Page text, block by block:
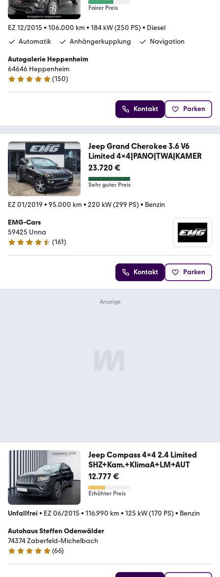
Fairer Preis
EZ 12/2015 • 106.000 km • 184 kW (250 PS) • Diesel
Automatik
Anhängerkupplung Navigation
Autogalerie Heppenheim
64646 Heppenheim
4.9 Sterne
(150)
Kontakt Parken
Jeep Grand Cherokee 3.6 V6
Limited 4x4|PANO|TWA|KAMER
23.720 €
Sehr guter Preis
EZ 01/2019 • 95.000 km • 220 kW (299 PS) • Benzin
EMG-Cars
59425 Unna
4.3 Sterne
(161)
Kontakt Parken
Jeep Compass 4x4 2.4 Limited
SHZ+Kam.+KlimaA+LM+AUT
12.777 €
Erhöhter Preis
Unfallfrei • EZ 06/2015 • 116.990 km • 125 kW (170 PS) • Benzin
Autohaus Steffen Odenwälder
74374 Zaberfeld-Michelbach
5 Sterne
(66)